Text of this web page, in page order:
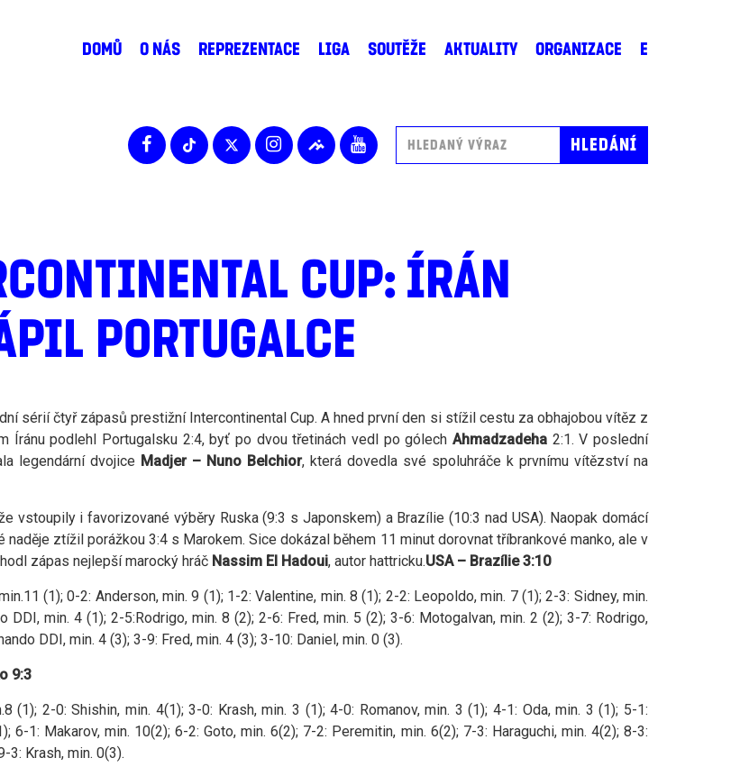
DOMŮ O NÁS REPREZENTACE LIGA SOUTĚŽE AKTUALITY ORGANIZACE E
CUP: ÍRÁN
PORTUGALCE
sérií čtyř zápasů prestižní Intercontinental Cup. A hned první den si stížil cestu za obhajobou vítěz z
Íránu podlehl Portugalsku 2:4, byť po dvou třetinách vedl po gólech Ahmadzadeha 2:1. V poslední
legendární dvojice Madjer – Nuno Belchior, která dovedla své spoluhráče k prvnímu vítězství na
vstoupily i favorizované výběry Ruska (9:3 s Japonskem) a Brazílie (10:3 nad USA). Naopak domácí
naděje ztížil porážkou 3:4 s Marokem. Sice dokázal během 11 minut dorovnat tříbrankové manko, ale v
zápas nejlepší marocký hráč Nassim El Hadoui, autor hattricku.USA – Brazílie 3:10
(1); 0-2: Anderson, min. 9 (1); 1-2: Valentine, min. 8 (1); 2-2: Leopoldo, min. 7 (1); 2-3: Sidney, min.
DDI, min. 4 (1); 2-5:Rodrigo, min. 8 (2); 2-6: Fred, min. 5 (2); 3-6: Motogalvan, min. 2 (2); 3-7: Rodrigo,
DDI, min. 4 (3); 3-9: Fred, min. 4 (3); 3-10: Daniel, min. 0 (3).
9:3
(1); 2-0: Shishin, min. 4(1); 3-0: Krash, min. 3 (1); 4-0: Romanov, min. 3 (1); 4-1: Oda, min. 3 (1); 5-1:
6-1: Makarov, min. 10(2); 6-2: Goto, min. 6(2); 7-2: Peremitin, min. 6(2); 7-3: Haraguchi, min. 4(2); 8-3:
3: Krash, min. 0(3).